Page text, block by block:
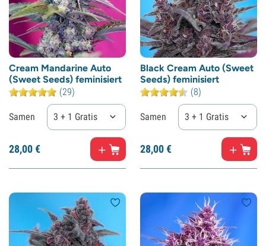
Cream Mandarine Auto
(Sweet Seeds) feminisiert
(29)
Samen 3 + 1 Gratis
28,00€
Black Cream Auto (Sweet
Seeds) feminisiert
(8)
Samen 3 + 1 Gratis
28,00€